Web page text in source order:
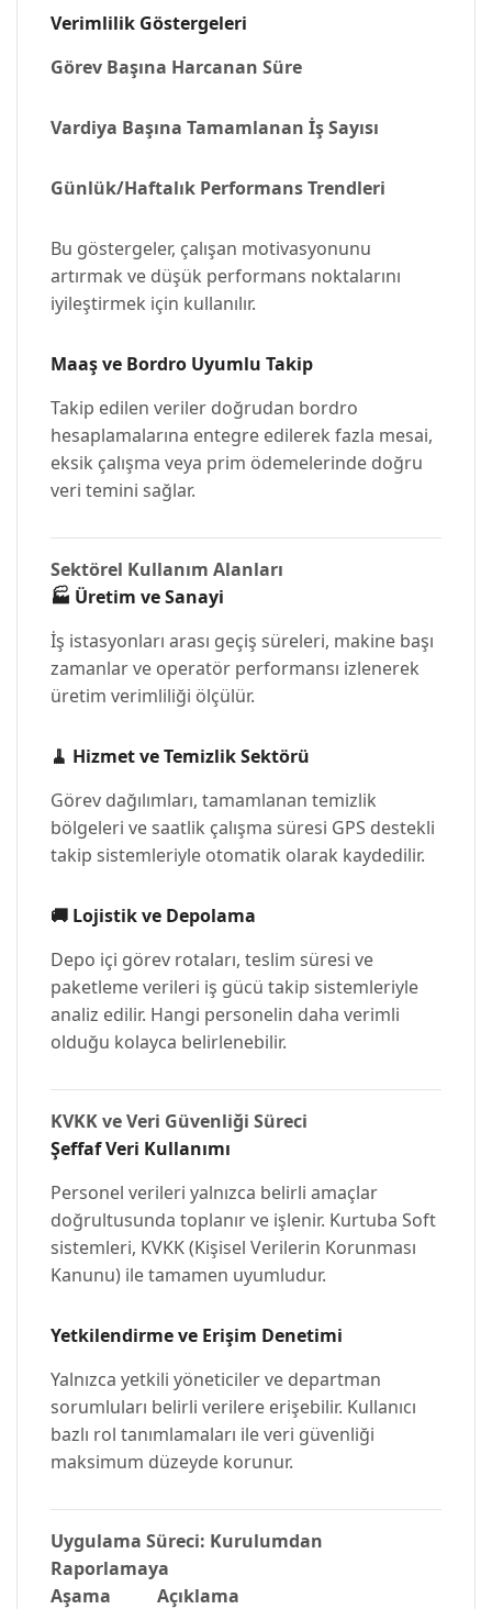
Verimlilik Göstergeleri
Görev Başına Harcanan Süre
Vardiya Başına Tamamlanan İş Sayısı
Günlük/Haftalık Performans Trendleri
Bu göstergeler, çalışan motivasyonunu
artırmak ve düşük performans noktalarını
iyileştirmek için kullanılır.
Maaş ve Bordro Uyumlu Takip
Takip edilen veriler doğrudan bordro
hesaplamalarına entegre edilerek fazla mesai,
eksik çalışma veya prim ödemelerinde doğru
veri temini sağlar.
Sektörel Kullanım Alanları
🏭 Üretim ve Sanayi
İş istasyonları arası geçiş süreleri, makine başı
zamanlar ve operatör performansı izlenerek
üretim verimliliği ölçülür.
🧹 Hizmet ve Temizlik Sektörü
Görev dağılımları, tamamlanan temizlik
bölgeleri ve saatlik çalışma süresi GPS destekli
takip sistemleriyle otomatik olarak kaydedilir.
🚚 Lojistik ve Depolama
Depo içi görev rotaları, teslim süresi ve
paketleme verileri iş gücü takip sistemleriyle
analiz edilir. Hangi personelin daha verimli
olduğu kolayca belirlenebilir.
KVKK ve Veri Güvenliği Süreci
Şeffaf Veri Kullanımı
Personel verileri yalnızca belirli amaçlar
doğrultusunda toplanır ve işlenir. Kurtuba Soft
sistemleri, KVKK (Kişisel Verilerin Korunması
Kanunu) ile tamamen uyumludur.
Yetkilendirme ve Erişim Denetimi
Yalnızca yetkili yöneticiler ve departman
sorumluları belirli verilere erişebilir. Kullanıcı
bazlı rol tanımlamaları ile veri güvenliği
maksimum düzeyde korunur.
Uygulama Süreci: Kurulumdan
Raporlamaya
Aşama
Açıklama